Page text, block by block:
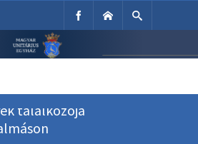
Egyház
találkozója